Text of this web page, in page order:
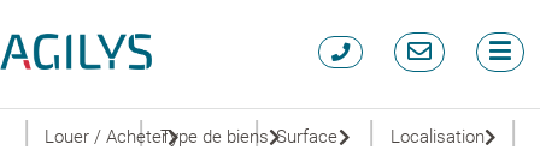
| Louer / Acheter
| Type de biens
| Surface | Localisation |